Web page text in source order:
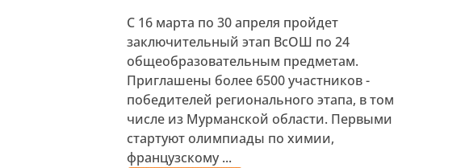
С 16 марта по 30 апреля пройдет
заключительный этап ВсОШ по 24
общеобразовательным предметам.
Приглашены более 6500 участников -
победителей регионального этапа, в том
числе из Мурманской области. Первыми
стартуют олимпиады по химии,
французскому ...